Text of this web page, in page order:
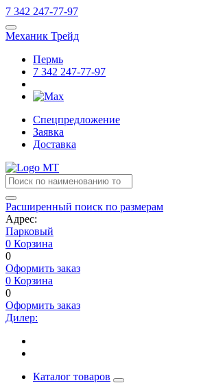
7 342 247-77-97
Механик Трейд
Пермь
7 342 247-77-97
Спецпредложение
Заявка
Доставка
Расширенный поиск по размерам
Адрес:
Парковый
0 Корзина
0
Оформить заказ
0 Корзина
0
Оформить заказ
Дилер:
Каталог товаров